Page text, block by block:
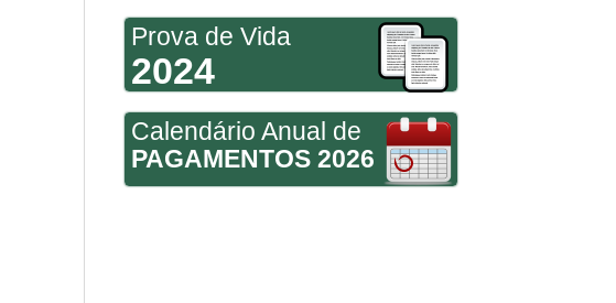
Prova de Vida
2024
Calendário Anual de
PAGAMENTOS 2026